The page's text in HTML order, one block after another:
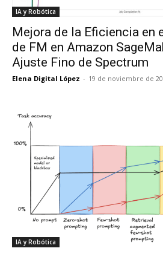
IA y Robótica
Mejora de la Eficiencia en
de FM en Amazon
Ajuste Fino de Spectrum
Elena Digital López - 19 de noviembre de
IA y Robótica